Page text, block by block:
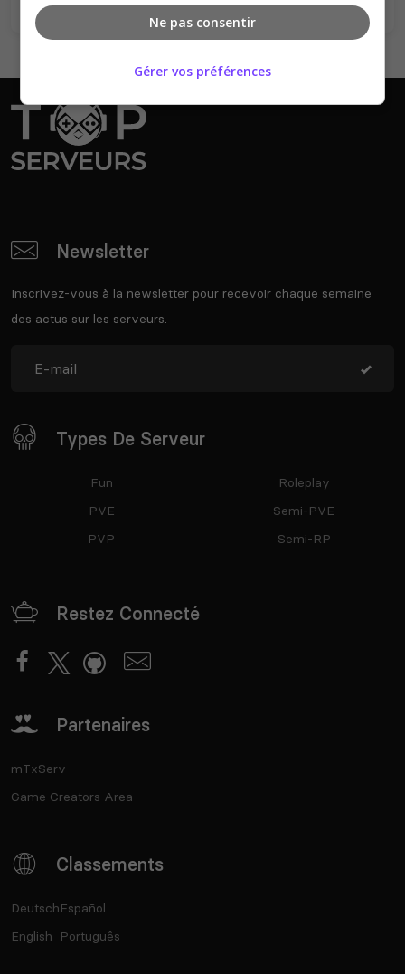
Newsletter
Inscrivez-vous à la newsletter pour recevoir chaque semaine
des actus sur les serveurs.
Types De Serveur
Fun
PVE
PVP
Roleplay
Semi-PVE
Semi-RP
Restez Connecté
Partenaires
mTxServ
Game Creators Area
Classements
Deutsch
English
Español
Português
Ne pas consentir
Gérer vos préférences